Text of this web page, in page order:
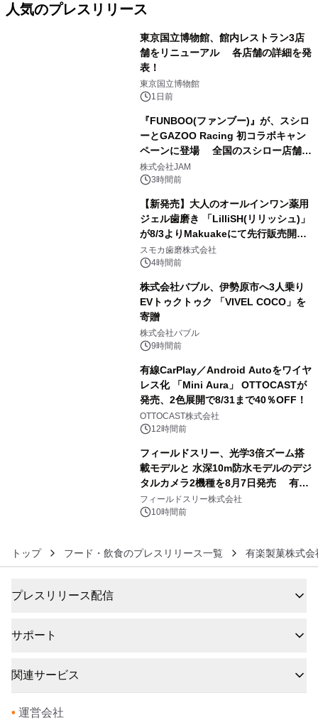
人気のプレスリリース
東京国立博物館、館内レストラン3店
舗をリニューアル 各店舗の詳細を発
表！
東京国立博物館
1日前
『FUNBOO(ファンブー)』が、スシロ
ーとGAZOO Racing 初コラボキャン
ペーンに登場 全国のスシロー店舗で
GR 4車種の FUNBOO(ミニカー)付き
メニューが展開されます
株式会社JAM
3時間前
【新発売】大人のオールインワン薬用
ジェル歯磨き 「LilliSH(リリッシュ)」
が8/3よりMakuakeにて先行販売開
始！
スモカ歯磨株式会社
4時間前
株式会社バブル、伊勢原市へ3人乗り
EVトゥクトゥク 「VIVEL COCO」を
寄贈
株式会社バブル
9時間前
有線CarPlay／Android Autoをワイヤ
レス化 「Mini Aura」 OTTOCASTが
発売、2色展開で8/31まで40％OFF！
OTTOCAST株式会社
12時間前
フィールドスリー、光学3倍ズーム搭
載モデルと 水深10m防水モデルのデジ
タルカメラ2機種を8月7日発売 有効
約1300万画素、用途別に選べるコンデ
ジ新登場
フィールドスリー株式会社
10時間前
トップ フード・飲食のプレスリリース一覧 有楽製菓株式会
プレスリリース配信
サポート
関連サービス
• 運営会社